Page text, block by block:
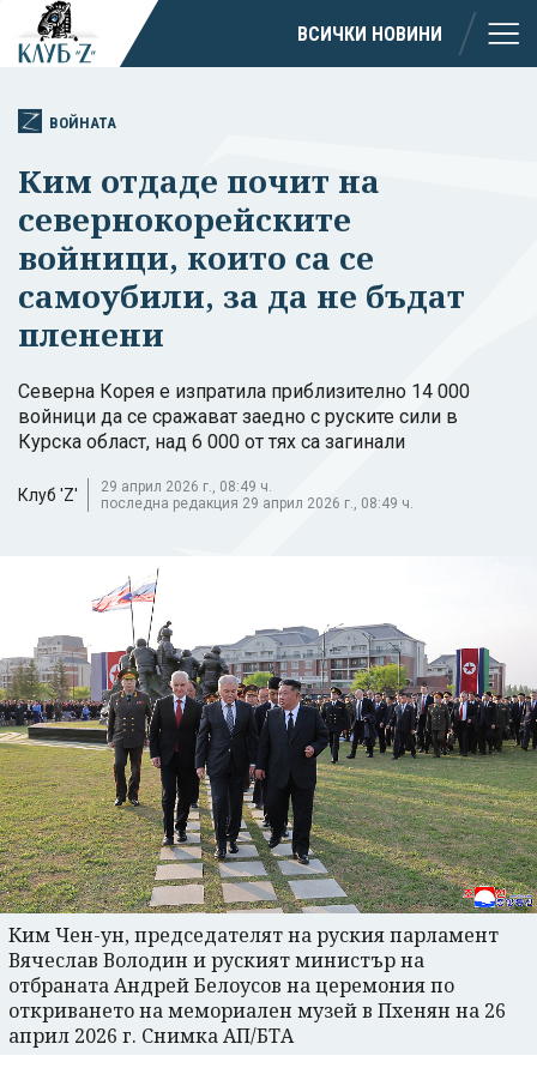
ВСИЧКИ НОВИНИ
ВОЙНАТА
Ким отдаде почит на
севернокорейските
войници, които са се
самоубили, за да не бъдат
пленени
Северна Корея е изпратила приблизително 14 000
войници да се сражават заедно с руските сили в
Курска област, над 6 000 от тях са загинали
Клуб 'Z'
29 април 2026 г., 08:49 ч.
последна редакция 29 април 2026 г., 08:49 ч.
Ким Чен-ун, председателят на руския парламент
Вячеслав Володин и руският министър на
отбраната Андрей Белоусов на церемония по
откриването на мемориален музей в Пхенян на 26
април 2026 г. Снимка АП/БТА